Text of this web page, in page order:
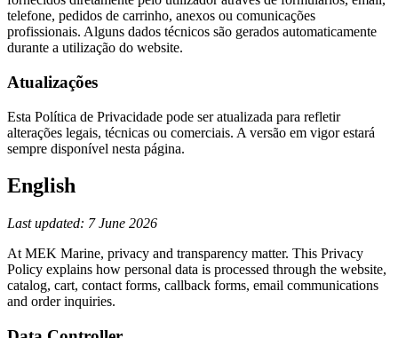
telefone, pedidos de carrinho, anexos ou comunicações
profissionais. Alguns dados técnicos são gerados automaticamente
durante a utilização do website.
Atualizações
Esta Política de Privacidade pode ser atualizada para refletir
alterações legais, técnicas ou comerciais. A versão em vigor estará
sempre disponível nesta página.
English
Last updated: 7 June 2026
At MEK Marine, privacy and transparency matter. This Privacy
Policy explains how personal data is processed through the website,
catalog, cart, contact forms, callback forms, email communications
and order inquiries.